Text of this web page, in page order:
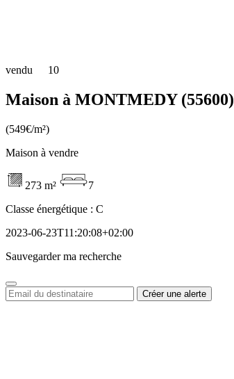
vendu 10
Maison à MONTMEDY (55600)
(549€/m²)
Maison à vendre
273 m²
7
Classe énergétique : C
2023-06-23T11:20:08+02:00
Sauvegarder ma recherche